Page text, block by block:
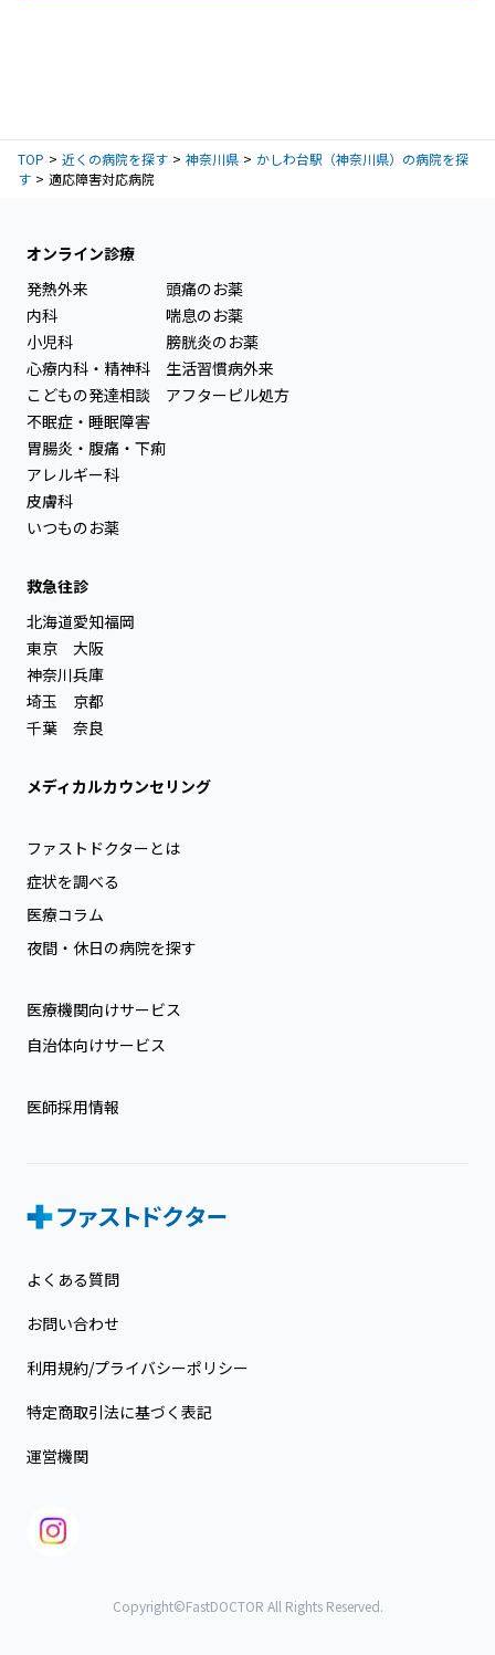
TOP 近くの病院を探す 神奈川県
かしわ台駅（神奈川県）の病院を探
す
適応障害対応病院
オンライン診療
発熱外来
内科
小児科
心療内科・精神科
こどもの発達相談
不眠症・睡眠障害
胃腸炎・腹痛・下痢
アレルギー科
皮膚科
いつものお薬
頭痛のお薬
喘息のお薬
膀胱炎のお薬
生活習慣病外来
アフターピル処方
救急往診
北海道
東京
神奈川
埼玉
千葉
愛知
大阪
兵庫
京都
奈良
福岡
メディカルカウンセリング
ファストドクターとは
症状を調べる
医療コラム
夜間・休日の病院を探す
医療機関向けサービス
自治体向けサービス
医師採用情報
よくある質問
お問い合わせ
利用規約/プライバシーポリシー
特定商取引法に基づく表記
運営機関
Copyright©FastDOCTOR All Rights Reserved.